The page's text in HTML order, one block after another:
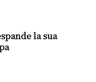
la sua